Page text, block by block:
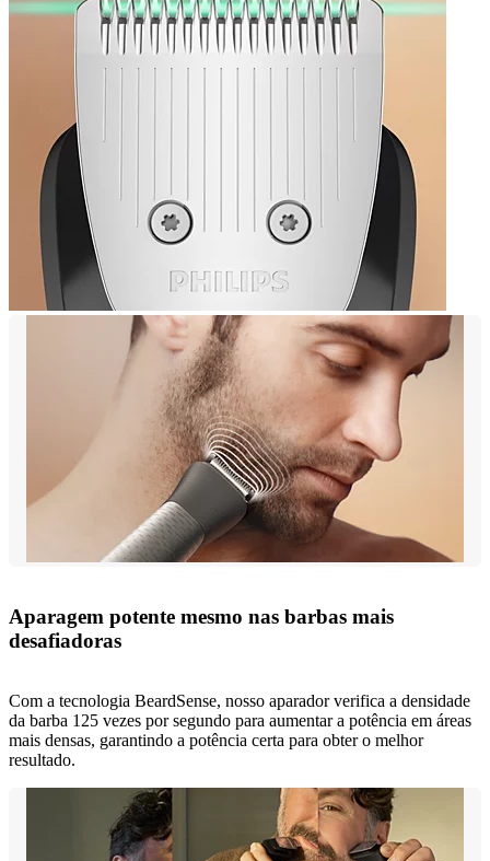
Aparagem potente mesmo nas barbas mais
desafiadoras
Com a tecnologia BeardSense, nosso aparador verifica a densidade
da barba 125 vezes por segundo para aumentar a potência em áreas
mais densas, garantindo a potência certa para obter o melhor
resultado.